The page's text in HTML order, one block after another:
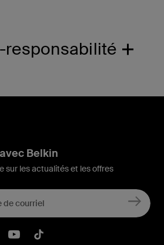
responsabilité
Belkin
sur les actualités et les offres
Instagram
LinkedIn
Belkin Youtube
Belkin TikTok